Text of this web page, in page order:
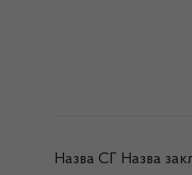
Назва СГ Назва